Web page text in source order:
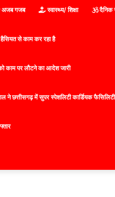
अजब गजब स्वास्थ्य/ शिक्षा दैनिक
से काम कर रहा है
काम पर लौटने का आदेश जारी
ने छत्तीसगढ़ में सुपर स्पेशलिटी कार्डियक